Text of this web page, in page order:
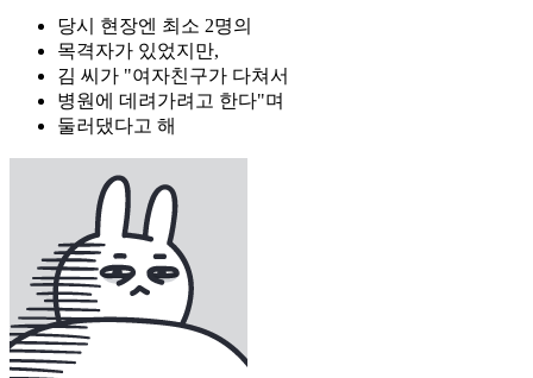
당시 현장엔 최소 2명의
목격자가 있었지만,
김 씨가 "여자친구가 다쳐서
병원에 데려가려고 한다"며
둘러댔다고 해